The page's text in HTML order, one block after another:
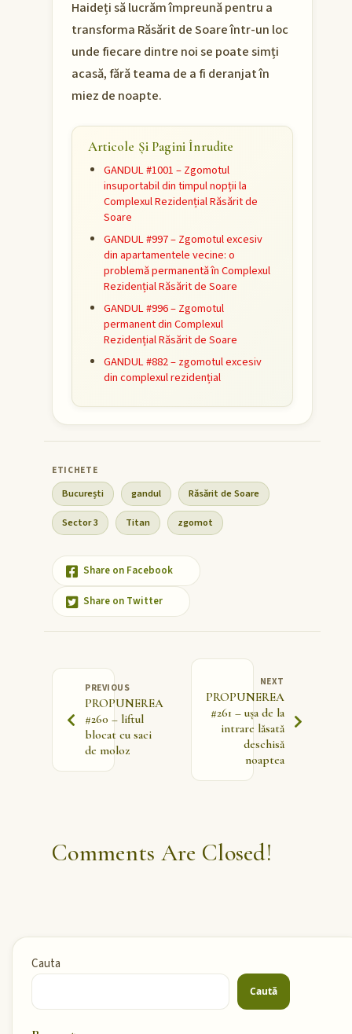
Haideți să lucrăm împreună pentru a
transforma Răsărit de Soare într-un loc
unde fiecare dintre noi se poate simți
acasă, fără teama de a fi deranjat în
miez de noapte.
Articole Și Pagini Înrudite
GANDUL #1001 – Zgomotul
insuportabil din timpul nopții la
Complexul Rezidențial Răsărit de
Soare
GANDUL #997 – Zgomotul excesiv
din apartamentele vecine: o
problemă permanentă în Complexul
Rezidențial Răsărit de Soare
GANDUL #996 – Zgomotul
permanent din Complexul
Rezidențial Răsărit de Soare
GANDUL #882 – zgomotul excesiv
din complexul rezidențial
București gandul Răsărit de Soare
Sector 3 Titan zgomot
Share on Facebook
Share on Twitter
PREVIOUS
PROPUNEREA
#260 – liftul
blocat cu saci
de moloz
NEXT
PROPUNEREA
#261 – ușa de la
intrare lăsată
deschisă
noaptea
Comments Are Closed!
Cauta
Caută